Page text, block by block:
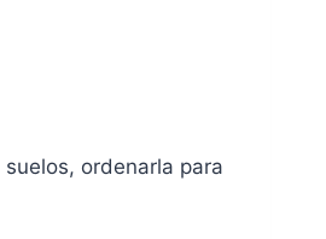
ordenarla para